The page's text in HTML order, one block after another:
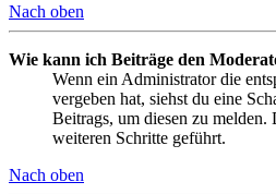
Nach oben
Wie kann ich Beiträge den
Wenn ein Administrator die
vergeben hat, siehst du eine
Beitrags, um diesen zu
weiteren Schritte geführt.
Nach oben